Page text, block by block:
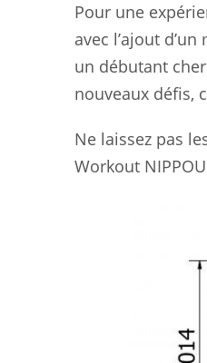
Pour une
avec l’ajout
un débutant
nouveaux défis,
Ne laissez pas
Workout